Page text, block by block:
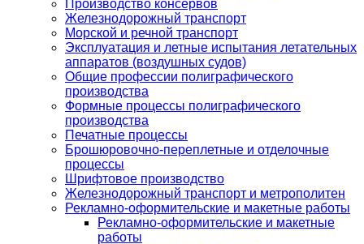
Производство консервов
Железнодорожный транспорт
Морской и речной транспорт
Эксплуатация и летные испытания летательных
аппаратов (воздушных судов)
Общие профессии полиграфического
производства
Формные процессы полиграфического
производства
Печатные процессы
Брошюровочно-переплетные и отделочные
процессы
Шрифтовое производство
Железнодорожный транспорт и метрополитен
Рекламно-оформительские и макетные работы
Рекламно-оформительские и макетные
работы